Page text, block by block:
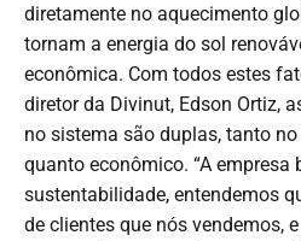
diretamente no aquecimento
tornam a energia do sol
econômica. Com todos estes
diretor da Divinut, Edson Ortiz,
no sistema são duplas, tanto
quanto econômico. “A empresa
sustentabilidade, entendemos
de clientes que nós vendemos,